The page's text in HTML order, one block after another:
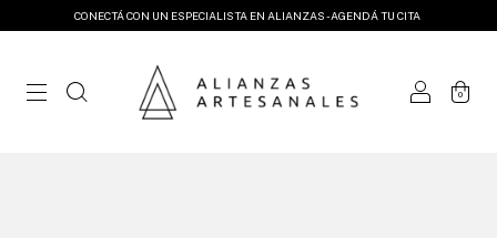
CONECTÁ CON UN ESPECIALISTA EN ALIANZAS - AGENDÁ TU CITA
0